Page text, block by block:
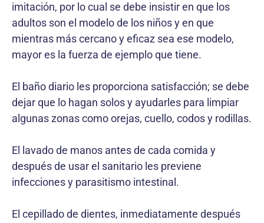
imitación, por lo cual se debe insistir en que los
adultos son el modelo de los niños y en que
mientras más cercano y eficaz sea ese modelo,
mayor es la fuerza de ejemplo que tiene.
El baño diario les proporciona satisfacción; se debe
dejar que lo hagan solos y ayudarles para limpiar
algunas zonas como orejas, cuello, codos y rodillas.
El lavado de manos antes de cada comida y
después de usar el sanitario les previene
infecciones y parasitismo intestinal.
El cepillado de dientes, inmediatamente después